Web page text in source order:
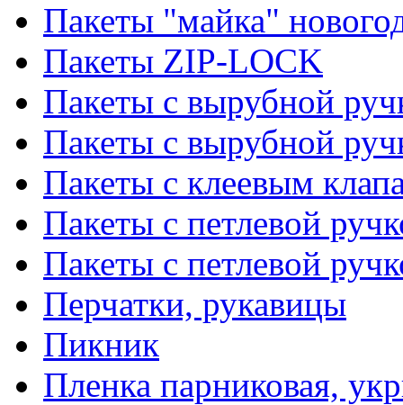
Пакеты "майка"
Пакеты ZIP-LOCK
Пакеты с вырубной
Пакеты с вырубной
Пакеты с клеевым
Пакеты с петлевой
Пакеты с петлевой
Перчатки, рукавицы
Пикник
Пленка парниковая,